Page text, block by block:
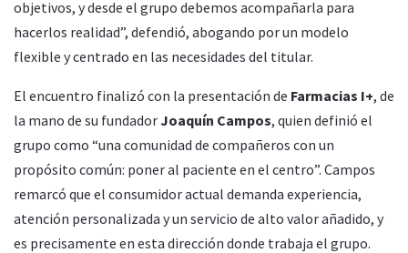
objetivos, y desde el grupo debemos acompañarla para
hacerlos realidad”, defendió, abogando por un modelo
flexible y centrado en las necesidades del titular.
El encuentro finalizó con la presentación de Farmacias I+, de
la mano de su fundadorJoaquín Campos, quien definió el
grupo como “una comunidad de compañeros con un
propósito común: poner al paciente en el centro”. Campos
remarcó que el consumidor actual demanda experiencia,
atención personalizada y un servicio de alto valor añadido, y
es precisamente en esta dirección donde trabaja el grupo.